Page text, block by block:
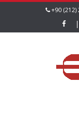
+90 (212)
|